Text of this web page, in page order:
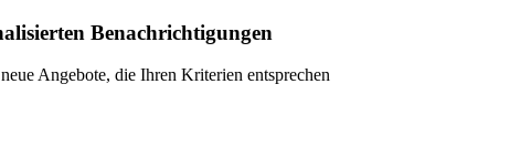
Benachrichtigungen
Angebote, die Ihren Kriterien entsprechen